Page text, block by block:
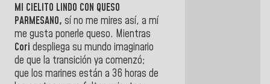
MI CIELITO LINDO CON QUESO
PARMESANO, sí no me mires así, a mí
me gusta ponerle queso. Mientras
Cori despliega su mundo imaginario
de que la transición ya comenzó;
que los marines están a 36 horas de